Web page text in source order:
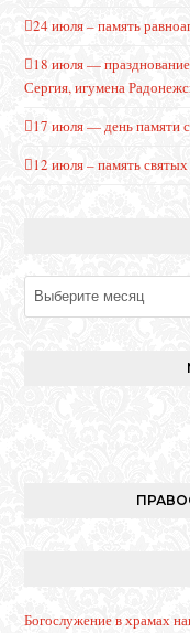
24 июля – память
18 июля —
Сергия, игумена
17 июля — день памяти
12 июля – память
Архивы
Богослужение в храмах